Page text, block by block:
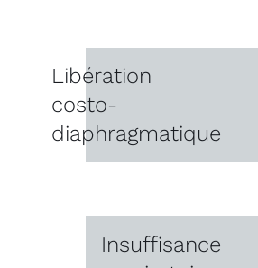
Libération
costo-
diaphragmatique
Insuffisance